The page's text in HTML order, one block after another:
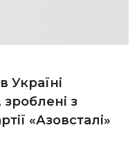
Україні
з
«Азовсталі»